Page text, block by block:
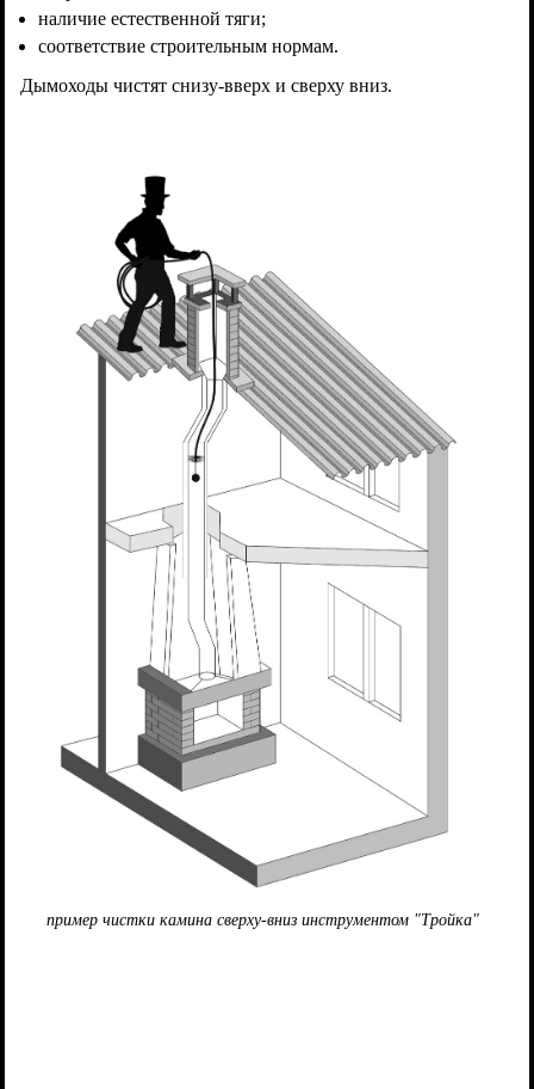
наличие естественной тяги;
соответствие строительным нормам.
Дымоходы чистят снизу-вверх и сверху вниз.
пример чистки камина сверху-вниз инструментом "Тройка"